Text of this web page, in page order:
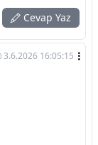
Cevap Yaz
3.6.2026 16:05:15